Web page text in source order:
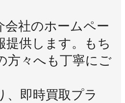
会社のホームペー
提供します。もち
方々へも丁寧にご
、即時買取プラ